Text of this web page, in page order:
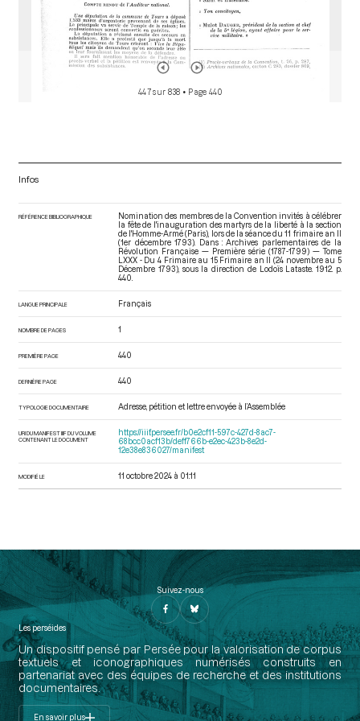
447 sur 838 • Page 440
Infos
RÉFÉRENCE BIBLIOGRAPHIQUE
Nomination des membres de la Convention invités à célébrer
la fête de l'inauguration des martyrs de la liberté à la section
de l'Homme-Armé (Paris), lors de la séance du 11 frimaire an II
(1er décembre 1793). Dans : Archives parlementaires de la
Révolution Française — Première série (1787-1799) — Tome
LXXX - Du 4 Frimaire au 15 Frimaire an II (24 novembre au 5
Décembre 1793), sous la direction de Lodoïs Lataste. 1912. p.
440.
LANGUE PRINCIPALE Français
NOMBRE DE PAGES 1
PREMIÈRE PAGE 440
DERNIÈRE PAGE 440
TYPOLOGIE DOCUMENTAIRE Adresse, pétition et lettre envoyée à l’Assemblée
URI DU MANIFEST IIIF DU VOLUME
CONTENANT LE DOCUMENT
https://iiif.persee.fr/b0e2cf11-597c-427d-8ac7-
68bcc0acf13b/deff766b-e2ec-423b-8e2d-
12e38e836027/manifest
MODIFIÉ LE 11 octobre 2024 à 01:11
Suivez-nous
Les perséides
Un dispositif pensé par Persée pour la valorisation de corpus
textuels et iconographiques numérisés construits en
partenariat avec des équipes de recherche et des institutions
documentaires.
En savoir plus